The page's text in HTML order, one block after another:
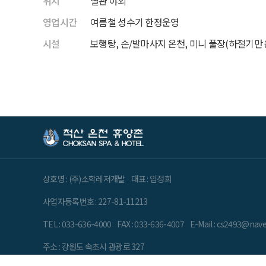
영업시간
여름철 성수기 한정운영
시설
보행탕, 손/발마사지 온천, 미니 풀장(하절기만
상호명 : (주)소학레저개발 대표 : 임정희
사업자등록번호 : 227-81-11213
TEL : 033-636-4000 FAX : 033-636-4007
E-Mail :
주소 : 강원도 속초시 관광로 327